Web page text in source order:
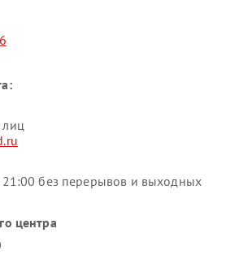
без перерывов и выходных
центра